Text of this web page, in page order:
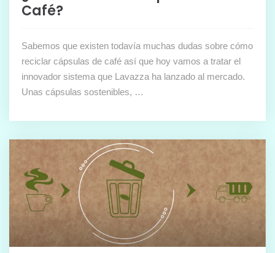
Café?
Sabemos que existen todavía muchas dudas sobre cómo
reciclar cápsulas de café así que hoy vamos a tratar el
innovador sistema que Lavazza ha lanzado al mercado.
Unas cápsulas sostenibles, …